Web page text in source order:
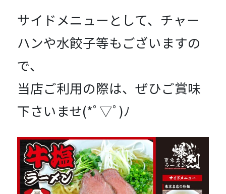
サイドメニューとして、チャー
ハンや水餃子等もございますの
で、
当店ご利用の際は、ぜひご賞味
下さいませ(*ﾟ▽ﾟ)ﾉ